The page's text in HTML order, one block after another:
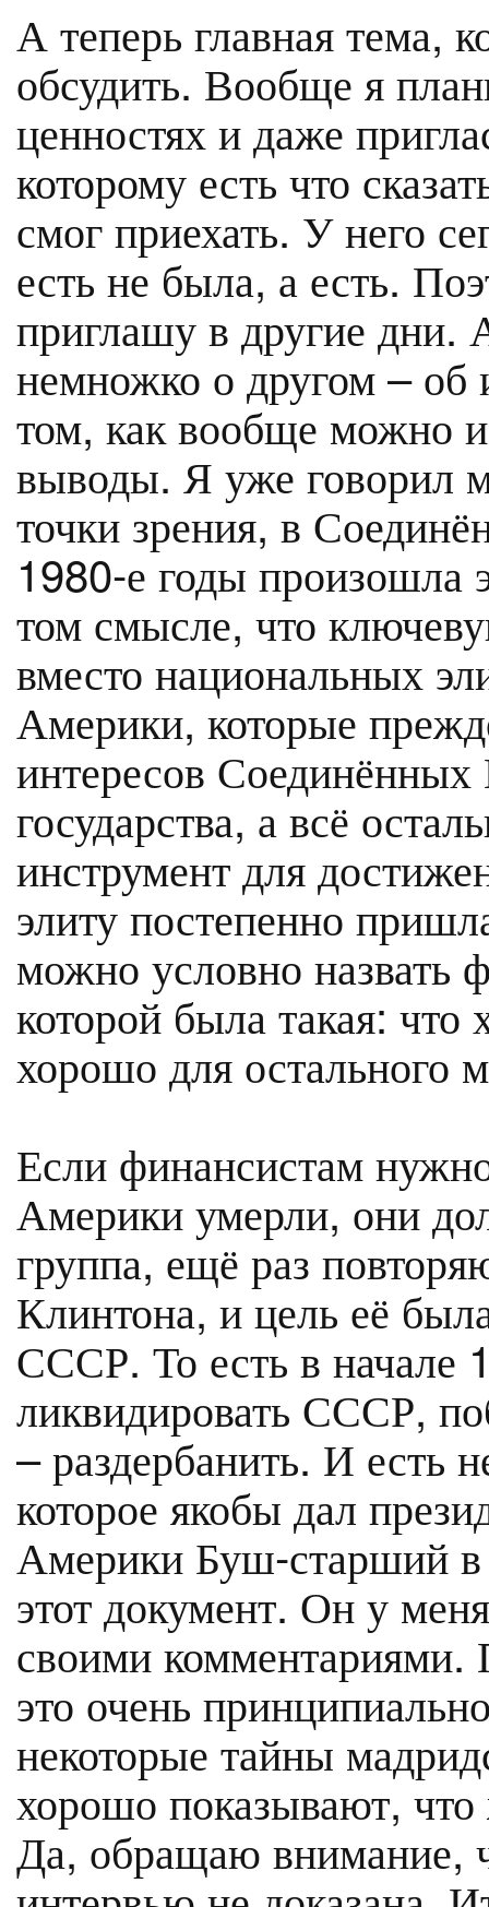
А теперь главная тема,
обсудить. Вообще я
ценностях и даже
которому есть что
смог приехать. У него
есть не была, а есть.
приглашу в другие дни.
немножко о другом – об
том, как вообще можно
выводы. Я уже говорил
точки зрения, в
1980-е годы произошла
том смысле, что
вместо национальных
Америки, которые
интересов
государства, а всё
инструмент для
элиту постепенно
можно условно назвать
которой была такая:
хорошо для остального
Если финансистам
Америки умерли, они
группа, ещё раз
Клинтона, и цель её
СССР. То есть в начале
ликвидировать СССР,
– раздербанить. И есть
которое якобы дал
Америки Буш-старший в
этот документ. Он у
своими комментариями.
это очень
некоторые тайны
хорошо показывают,
Да, обращаю внимание,